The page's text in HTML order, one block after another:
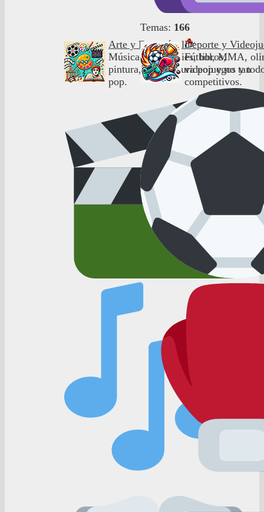
Temas: 166
Arte y Espectáculo
Música, cine, series, libros,
pintura, etc. Cultura pop y no tan
pop.
Deporte y
Fútbol, MMA,
videojuegos y
competitivos.